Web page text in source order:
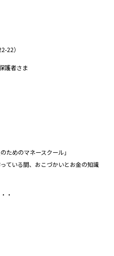
22）
護者さま
ためのマネースクール」
ている間、おこづかいとお金の知識
・